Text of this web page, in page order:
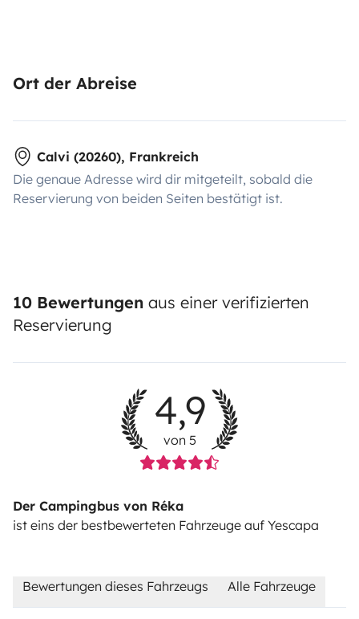
Ort der Abreise
Calvi (20260), Frankreich
Die genaue Adresse wird dir mitgeteilt, sobald die
Reservierung von beiden Seiten bestätigt ist.
10 Bewertungen aus einer verifizierten
Reservierung
4,9
von 5
Der Campingbus von Réka
ist eins der bestbewerteten Fahrzeuge auf Yescapa
Bewertungen dieses Fahrzeugs Alle Fahrzeuge